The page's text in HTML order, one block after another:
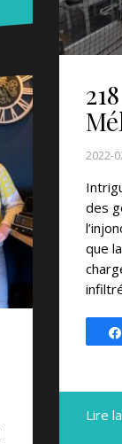
2022-
des
que
Lire